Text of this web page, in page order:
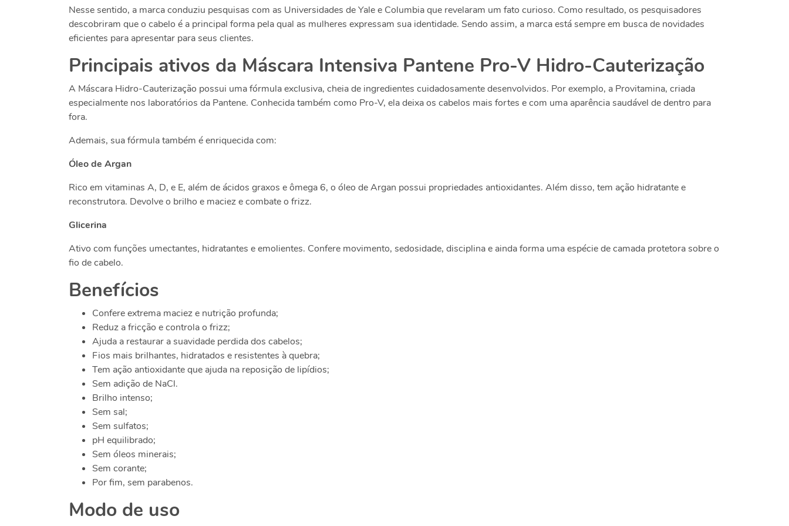
Nesse sentido, a marca conduziu pesquisas com as Universidades de Yale e Columbia que revelaram um fato curioso. Como resultado, os pesquisadores
descobriram que o cabelo é a principal forma pela qual as mulheres expressam sua identidade. Sendo assim, a marca está sempre em busca de novidades
eficientes para apresentar para seus clientes.
Principais ativos da Máscara Intensiva Pantene Pro-V Hidro-Cauterização
A Máscara Hidro-Cauterização possui uma fórmula exclusiva, cheia de ingredientes cuidadosamente desenvolvidos. Por exemplo, a Provitamina, criada
especialmente nos laboratórios da Pantene. Conhecida também como Pro-V, ela deixa os cabelos mais fortes e com uma aparência saudável de dentro para
fora.
Ademais, sua fórmula também é enriquecida com:
Óleo de Argan
Rico em vitaminas A, D, e E, além de ácidos graxos e ômega 6, o óleo de Argan possui propriedades antioxidantes. Além disso, tem ação hidratante e
reconstrutora. Devolve o brilho e maciez e combate o frizz.
Glicerina
Ativo com funções umectantes, hidratantes e emolientes. Confere movimento, sedosidade, disciplina e ainda forma uma espécie de camada protetora sobre o
fio de cabelo.
Benefícios
Confere extrema maciez e nutrição profunda;
Reduz a fricção e controla o frizz;
Ajuda a restaurar a suavidade perdida dos cabelos;
Fios mais brilhantes, hidratados e resistentes à quebra;
Tem ação antioxidante que ajuda na reposição de lipídios;
Sem adição de NaCl.
Brilho intenso;
Sem sal;
Sem sulfatos;
pH equilibrado;
Sem óleos minerais;
Sem corante;
Por fim, sem parabenos.
Modo de uso